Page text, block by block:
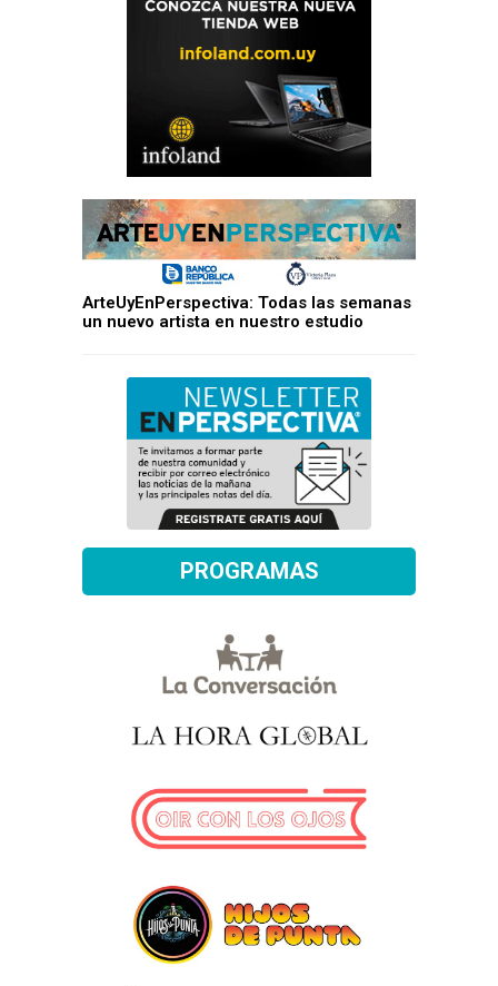
ArteUyEnPerspectiva: Todas las semanas
un nuevo artista en nuestro estudio
PROGRAMAS